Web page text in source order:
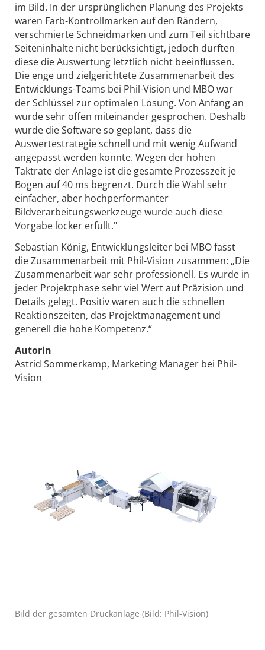
im Bild. In der ursprünglichen Planung des Projekts
waren Farb-Kontrollmarken auf den Rändern,
verschmierte Schneidmarken und zum Teil sichtbare
Seiteninhalte nicht berücksichtigt, jedoch durften
diese die Auswertung letztlich nicht beeinflussen.
Die enge und zielgerichtete Zusammenarbeit des
Entwicklungs-Teams bei Phil-Vision und MBO war
der Schlüssel zur optimalen Lösung. Von Anfang an
wurde sehr offen miteinander gesprochen. Deshalb
wurde die Software so geplant, dass die
Auswertestrategie schnell und mit wenig Aufwand
angepasst werden konnte. Wegen der hohen
Taktrate der Anlage ist die gesamte Prozesszeit je
Bogen auf 40 ms begrenzt. Durch die Wahl sehr
einfacher, aber hochperformanter
Bildverarbeitungswerkzeuge wurde auch diese
Vorgabe locker erfüllt."
Sebastian König, Entwicklungsleiter bei MBO fasst
die Zusammenarbeit mit Phil-Vision zusammen: „Die
Zusammenarbeit war sehr professionell. Es wurde in
jeder Projektphase sehr viel Wert auf Präzision und
Details gelegt. Positiv waren auch die schnellen
Reaktionszeiten, das Projektmanagement und
generell die hohe Kompetenz.“
Autorin
Astrid Sommerkamp, Marketing Manager bei Phil-
Vision
Bild der gesamten Druckanlage (Bild: Phil-Vision)